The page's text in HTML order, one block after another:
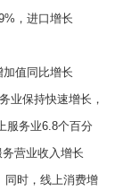
，进口增长
值同比增长
业保持快速增长，
服务业6.8个百分
营业收入增长
同时，线上消费增